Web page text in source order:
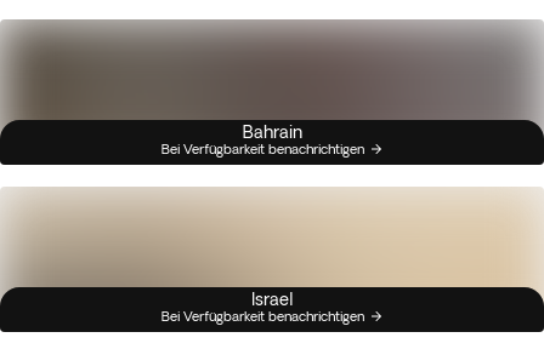
Bahrain
Bei Verfügbarkeit benachrichtigen
Israel
Bei Verfügbarkeit benachrichtigen